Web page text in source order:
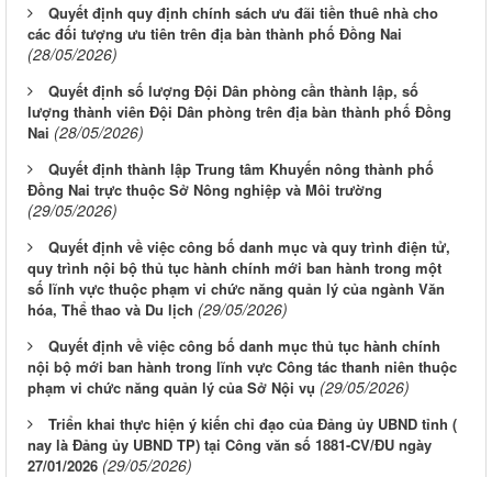
Quyết định quy định chính sách ưu đãi tiền thuê nhà cho
các đối tượng ưu tiên trên địa bàn thành phố Đồng Nai
(28/05/2026)
Quyết định số lượng Đội Dân phòng cần thành lập, số
lượng thành viên Đội Dân phòng trên địa bàn thành phố Đồng
Nai (28/05/2026)
Quyết định thành lập Trung tâm Khuyến nông thành phố
Đồng Nai trực thuộc Sở Nông nghiệp và Môi trường
(29/05/2026)
Quyết định về việc công bố danh mục và quy trình điện tử,
quy trình nội bộ thủ tục hành chính mới ban hành trong một
số lĩnh vực thuộc phạm vi chức năng quản lý của ngành Văn
hóa, Thể thao và Du lịch (29/05/2026)
Quyết định về việc công bố danh mục thủ tục hành chính
nội bộ mới ban hành trong lĩnh vực Công tác thanh niên thuộc
phạm vi chức năng quản lý của Sở Nội vụ (29/05/2026)
Triển khai thực hiện ý kiến chỉ đạo của Đảng ủy UBND tỉnh (
nay là Đảng ủy UBND TP) tại Công văn số 1881-CV/ĐU ngày
27/01/2026 (29/05/2026)